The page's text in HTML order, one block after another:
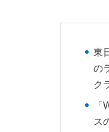
東
の
ク
ス